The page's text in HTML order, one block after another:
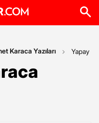
Karaca Yazıları Yapay